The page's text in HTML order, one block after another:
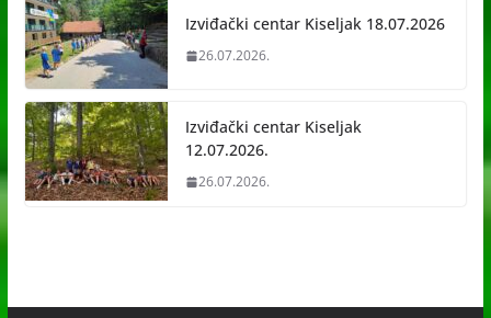
Izviđački centar Kiseljak 18.07.2026
26.07.2026.
Izviđački centar Kiseljak
12.07.2026.
26.07.2026.